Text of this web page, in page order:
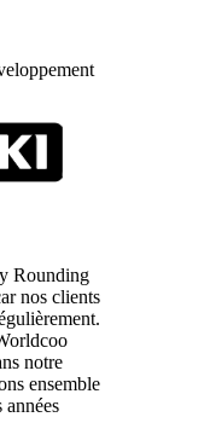
Rounding
nos clients
notre
ensemble
années